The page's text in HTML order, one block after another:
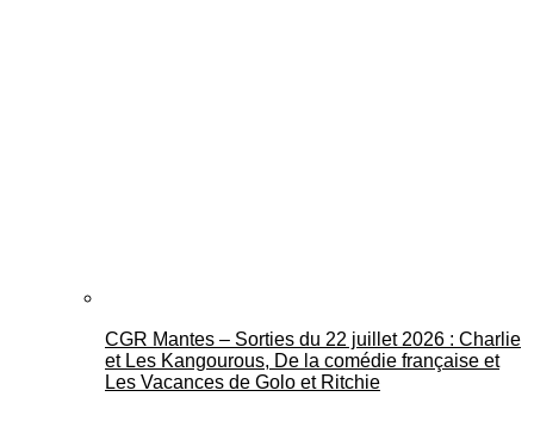
CGR Mantes – Sorties du 22 juillet 2026 : Charlie
et Les Kangourous, De la comédie française et
Les Vacances de Golo et Ritchie